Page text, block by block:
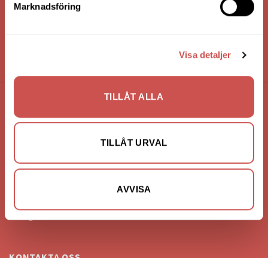
Marknadsföring
Visa detaljer
TILLÅT ALLA
TILLÅT URVAL
AVVISA
Nilssons Möbler i Lammhult
N. Fabriksgatan 2
363 44 Lammhult